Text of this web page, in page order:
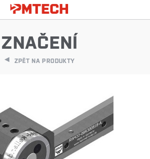
ZNAČENÍ
ZPĚT NA PRODUKTY